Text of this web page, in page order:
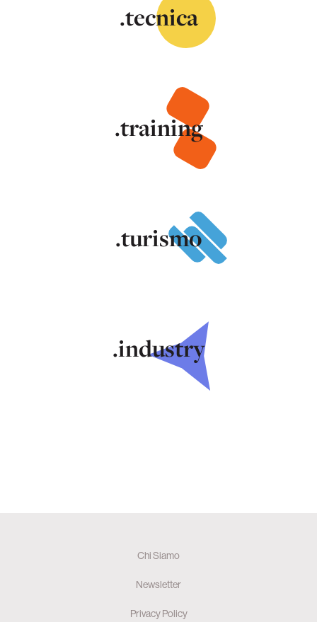
.tecnica
.training
.turismo
.industry
Chi Siamo
Newsletter
Privacy Policy